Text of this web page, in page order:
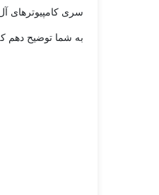
سری کامپیوترهای
به شما توضیح دهم که چرا دل اپتیپلکس 7440 یکی از بهترین